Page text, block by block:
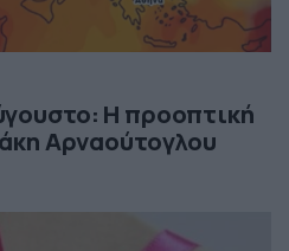
Η προοπτική
Αρναούτογλου